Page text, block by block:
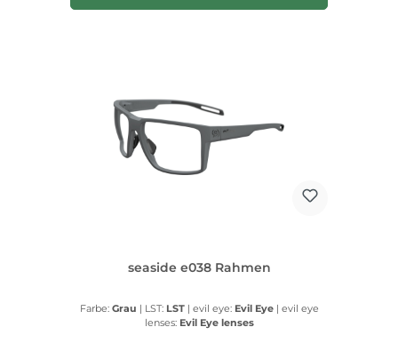
seaside e038 Rahmen
Farbe: Grau | LST: LST | evil eye: Evil Eye |
lenses: Evil Eye lenses